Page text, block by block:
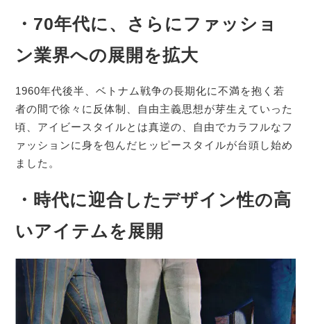
・70年代に、さらにファッショ
ン業界への展開を拡大
1960年代後半、ベトナム戦争の長期化に不満を抱く若
者の間で徐々に反体制、自由主義思想が芽生えていった
頃、アイビースタイルとは真逆の、自由でカラフルなフ
ァッションに身を包んだヒッピースタイルが台頭し始め
ました。
・時代に迎合したデザイン性の高
いアイテムを展開